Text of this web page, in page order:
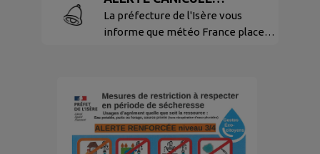
VIGILANCE ORANGE
La préfecture de l'Isère vous
informe que météo France place
2026.